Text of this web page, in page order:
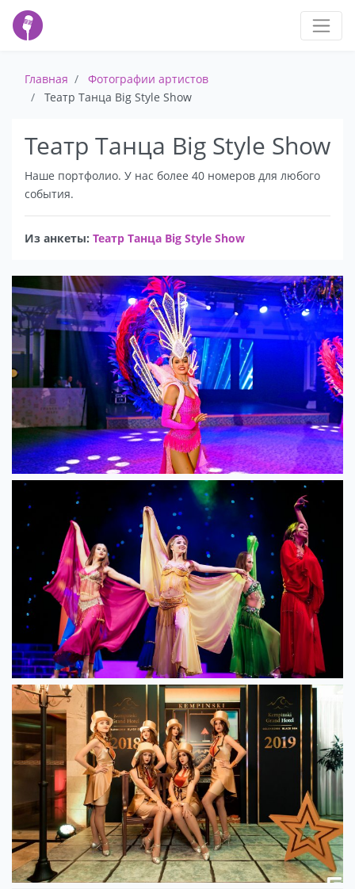
Главная
Фотографии артистов
Театр Танца Big Style Show
Театр Танца Big Style Show
Наше портфолио. У нас более 40 номеров для любого
события.
Из анкеты: Театр Танца Big Style Show